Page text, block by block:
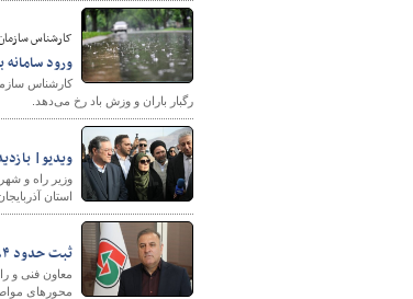
شهرسازی
کارشناس
ورود
کارشناس
رگبار باران و وزش باد رخ می‌دهد.
ویدیو|
وزیر راه و
استان
ثبت حدود ۸۹۴ هزار تردد تخلف سبقت غیرمجاز در محورهای مواصلاتی استان اردبیل
محورهای